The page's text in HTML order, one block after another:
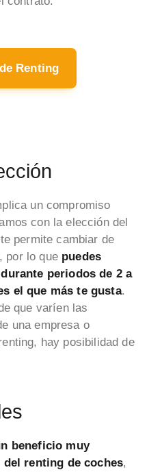
Renting
un compromiso
con la elección del
permite cambiar de
por lo que puedes
periodos de 2 a
el que más te gusta.
que varíen las
una empresa o
hay posibilidad de
beneficio muy
renting de coches,